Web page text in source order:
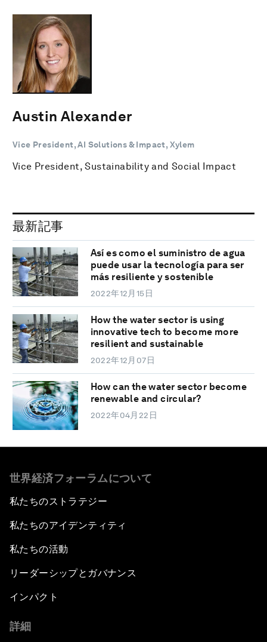
Austin Alexander
Vice President, AI Solutions & Impact, Xylem
Vice President, Sustainability and Social Impact
最新記事
Así es como el suministro de agua
puede usar la tecnología para ser
más resiliente y sostenible
2022年12月15日
How the water sector is using
innovative tech to become more
resilient and sustainable
2022年12月07日
How can the water sector become
renewable and circular?
2022年04月22日
世界経済フォーラムについて
私たちのストラテジー
私たちのアイデンティティ
私たちの活動
リーダーシップとガバナンス
インパクト
詳細